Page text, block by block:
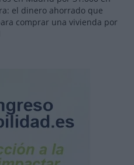
el dinero ahorrado que
comprar una vivienda por